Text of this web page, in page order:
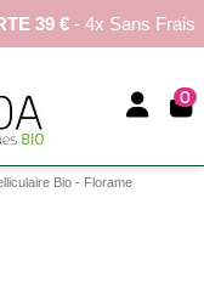
€- 4x Sans Frais
0
Bio - Florame